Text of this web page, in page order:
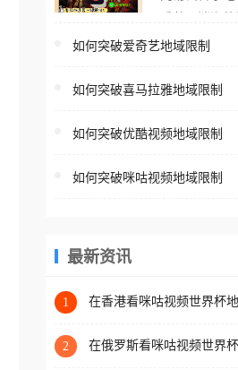
海外用户如香
亚、欧洲等国
台一样，出现
地区播放。 遇到这个问题的
区工作、留
权限制所困扰
在海外打开网
所在的地区
门、台湾、美
区时，网易云
回国加速器
版权限制」
如何突破爱奇艺地域限制
如何突破喜马拉雅地域限制
如何突破优酷视频地域限制
如何突破咪咕视频地域限制
最新资讯
1
在香港看咪咕视频世界杯
2
在俄罗斯看咪咕视频世界